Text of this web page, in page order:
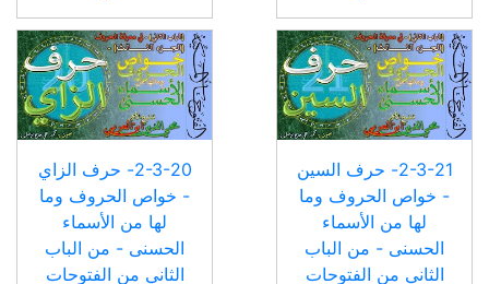
2-3-21- حرف السين
- خواص الحروف وما
لها من الأسماء
الحسنى - من الباب
الثاني من الفتوحات
2-3-20- حرف الزاي
- خواص الحروف وما
لها من الأسماء
الحسنى - من الباب
الثاني من الفتوحات